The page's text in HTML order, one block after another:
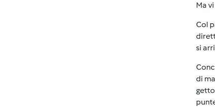
Ma
Col
si
di